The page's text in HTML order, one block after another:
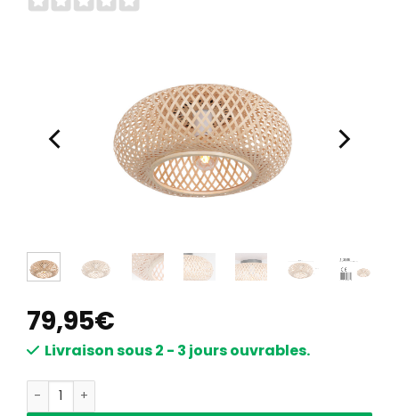
79,95€
Livraison sous 2 - 3 jours ouvrables.
quantité de Plafonnier en bambou Anne Lighting Maze